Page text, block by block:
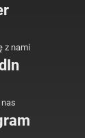
z nami